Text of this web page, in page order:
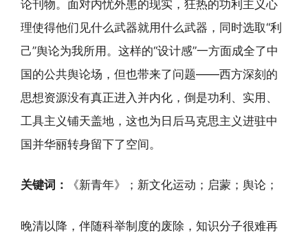
论刊物。面对内忧外患的现实，狂热的功利主义心
理使得他们见什么武器就用什么武器，同时选取“利
己”舆论为我所用。这样的“设计感”一方面成全了中
国的公共舆论场，但也带来了问题——西方深刻的
思想资源没有真正进入并内化，倒是功利、实用、
工具主义铺天盖地，这也为日后马克思主义进驻中
国并华丽转身留下了空间。
关键词： 《新青年》；新文化运动；启蒙；舆论；
晚清以降，伴随科举制度的废除，知识分子很难再